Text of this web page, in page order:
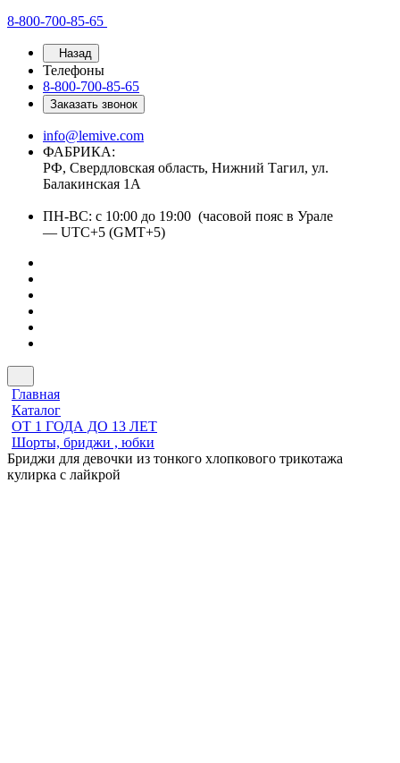
8-800-700-85-65
Назад
Телефоны
8-800-700-85-65
Заказать звонок
info@lemive.com
ФАБРИКА:
РФ, Свердловская область, Нижний Тагил, ул.
Балакинская 1А
ПН-ВС: с 10:00 до 19:00 (часовой пояс в Урале
— UTC+5 (GMT+5)
Главная
Каталог
ОТ 1 ГОДА ДО 13 ЛЕТ
Шорты, бриджи , юбки
Бриджи для девочки из тонкого хлопкового трикотажа
кулирка с лайкрой